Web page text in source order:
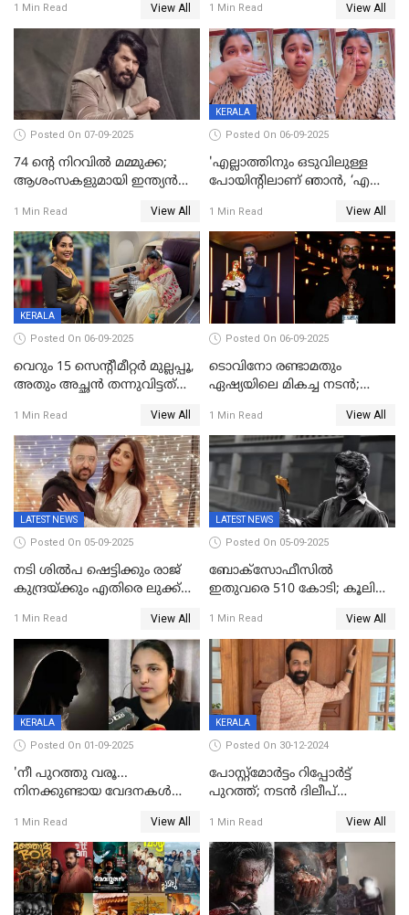
ഫിയോക്ക്
1 Min Read View All
വിവാഹിതയായെന്ന്‌ നടി ​
ഗ്രേസ് ആന്റണി
1 Min Read View All
Posted On 07-09-2025
74 ന്റെ നിറവിൽ മമ്മുക്ക;
ആശംസകളുമായി ഇന്ത്യൻ
1 Min Read View All
KERALA
Posted On 06-09-2025
'എല്ലാത്തിനും ഒടുവിലുള്ള
പോയിന്റിലാണ് ഞാൻ, ‘എന്‍റെ
സ്നേഹിച്ചയാള്‍ തന്നെ
വഞ്ചിച്ചുപോയി’, ലൈവ്
വിഡിയോയിൽ
പൊട്ടിക്കരഞ്ഞ് നടി
1 Min Read View All
KERALA
Posted On 06-09-2025
വെറും 15 സെന്റീമീറ്റര്‍ മുല്ലപ്പൂ,
അതും അച്ഛൻ തന്നുവിട്ടത്
ലക്ഷം രൂപ പിഴ; നവ്യ
28ദിവസത്തിനകം പിഴ
അടയ്ക്കണം
1 Min Read View All
Posted On 06-09-2025
ടൊവിനോ രണ്ടാമതും
ഏഷ്യയിലെ മികച്ച നടന്‍;
പുരസ്‌കാരം
1 Min Read View All
LATEST NEWS
Posted On 05-09-2025
നടി ശിൽപ ഷെട്ടിക്കും രാജ്
കുന്ദ്രയ്ക്കും എതിരെ ലുക്ക്
1 Min Read View All
LATEST NEWS
Posted On 05-09-2025
ബോക്സോഫീസിൽ
ഇതുവരെ 510 കോടി; കൂലി
തീയതി പുറത്ത്
1 Min Read View All
KERALA
Posted On 01-09-2025
'നീ പുറത്തു വരൂ...
നിനക്കുണ്ടായ വേദനകള്‍
'കരയേണ്ടതും ഒറ്റപ്പെടേണ്ടതും
വേട്ടക്കാരനാണ്, വേദനകള്‍
സധൈര്യം പറയു;
പെണ്‍കുട്ടിയോട് റിനി ആര്‍
ജോര്‍ജ്
1 Min Read View All
KERALA
Posted On 30-12-2024
പോസ്റ്റ്‌മോര്‍ട്ടം റിപ്പോര്‍ട്ട്
പുറത്ത്; നടൻ ദിലീപ്
ആന്തരിക രക്തസ്രാവം
1 Min Read View All